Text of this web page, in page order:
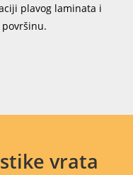
plavog laminata i
vrata